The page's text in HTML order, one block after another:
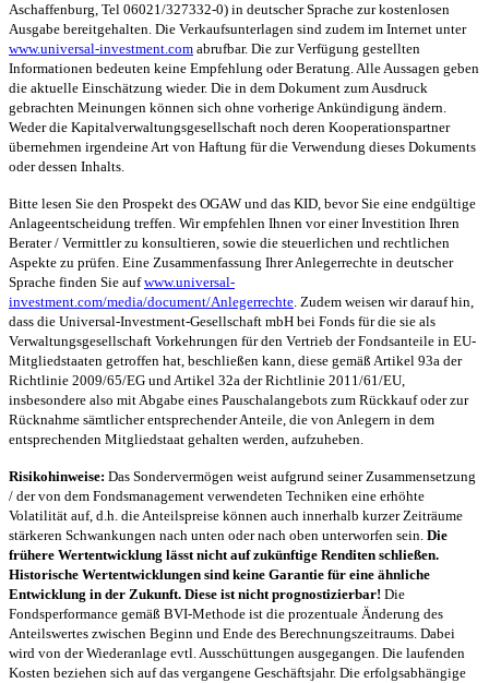
Aschaffenburg, Tel 06021/327332-0) in deutscher Sprache zur kostenlosen
Ausgabe bereitgehalten. Die Verkaufsunterlagen sind zudem im Internet unter
www.universal-investment.com abrufbar. Die zur Verfügung gestellten
Informationen bedeuten keine Empfehlung oder Beratung. Alle Aussagen geben
die aktuelle Einschätzung wieder. Die in dem Dokument zum Ausdruck
gebrachten Meinungen können sich ohne vorherige Ankündigung ändern.
Weder die Kapitalverwaltungsgesellschaft noch deren Kooperationspartner
übernehmen irgendeine Art von Haftung für die Verwendung dieses Dokuments
oder dessen Inhalts.
Bitte lesen Sie den Prospekt des OGAW und das KID, bevor Sie eine endgültige
Anlageentscheidung treffen. Wir empfehlen Ihnen vor einer Investition Ihren
Berater / Vermittler zu konsultieren, sowie die steuerlichen und rechtlichen
Aspekte zu prüfen. Eine Zusammenfassung Ihrer Anlegerrechte in deutscher
Sprache finden Sie aufwww.universal-
investment.com/media/document/Anlegerrechte. Zudem weisen wir darauf hin,
dass die Universal-Investment-Gesellschaft mbH bei Fonds für die sie als
Verwaltungsgesellschaft Vorkehrungen für den Vertrieb der Fondsanteile in EU-
Mitgliedstaaten getroffen hat, beschließen kann, diese gemäß Artikel 93a der
Richtlinie 2009/65/EG und Artikel 32a der Richtlinie 2011/61/EU,
insbesondere also mit Abgabe eines Pauschalangebots zum Rückkauf oder zur
Rücknahme sämtlicher entsprechender Anteile, die von Anlegern in dem
entsprechenden Mitgliedstaat gehalten werden, aufzuheben.
Risikohinweise: Das Sondervermögen weist aufgrund seiner Zusammensetzung
/ der von dem Fondsmanagement verwendeten Techniken eine erhöhte
Volatilität auf, d.h. die Anteilspreise können auch innerhalb kurzer Zeiträume
stärkeren Schwankungen nach unten oder nach oben unterworfen sein. Die
frühere Wertentwicklung lässt nicht auf zukünftige Renditen schließen.
Historische Wertentwicklungen sind keine Garantie für eine ähnliche
Entwicklung in der Zukunft. Diese ist nicht prognostizierbar! Die
Fondsperformance gemäß BVI-Methode ist die prozentuale Änderung des
Anteilswertes zwischen Beginn und Ende des Berechnungszeitraums. Dabei
wird von der Wiederanlage evtl. Ausschüttungen ausgegangen. Die laufenden
Kosten beziehen sich auf das vergangene Geschäftsjahr. Die erfolgsabhängige